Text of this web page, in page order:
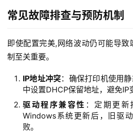
页
常见故障排查与预防机制
即使配置完美,网络波动仍可能导
制至关重要。
IP地址冲突：确保打印机使用
中设置DHCP保留地址，避免IP
驱动程序兼容性 ：定期更
Windows系统更新后，旧驱
败。